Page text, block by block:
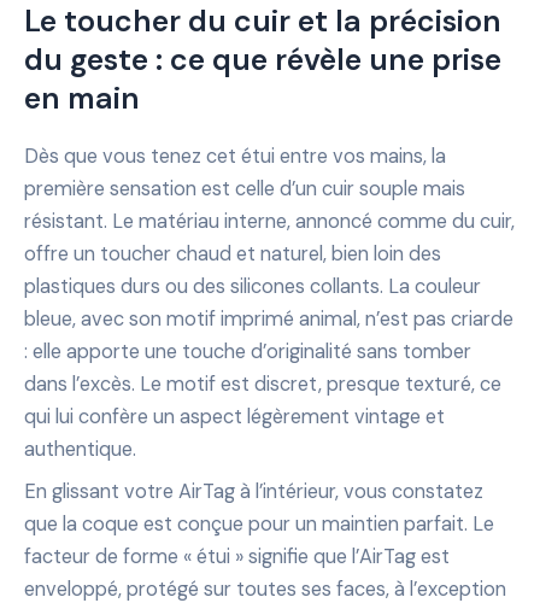
Le toucher du cuir et la précision
du geste : ce que révèle une prise
en main
Dès que vous tenez cet étui entre vos mains, la
première sensation est celle d’un cuir souple mais
résistant. Le matériau interne, annoncé comme du cuir,
offre un toucher chaud et naturel, bien loin des
plastiques durs ou des silicones collants. La couleur
bleue, avec son motif imprimé animal, n’est pas criarde
: elle apporte une touche d’originalité sans tomber
dans l’excès. Le motif est discret, presque texturé, ce
qui lui confère un aspect légèrement vintage et
authentique.
En glissant votre AirTag à l’intérieur, vous constatez
que la coque est conçue pour un maintien parfait. Le
facteur de forme « étui » signifie que l’AirTag est
enveloppé, protégé sur toutes ses faces, à l’exception